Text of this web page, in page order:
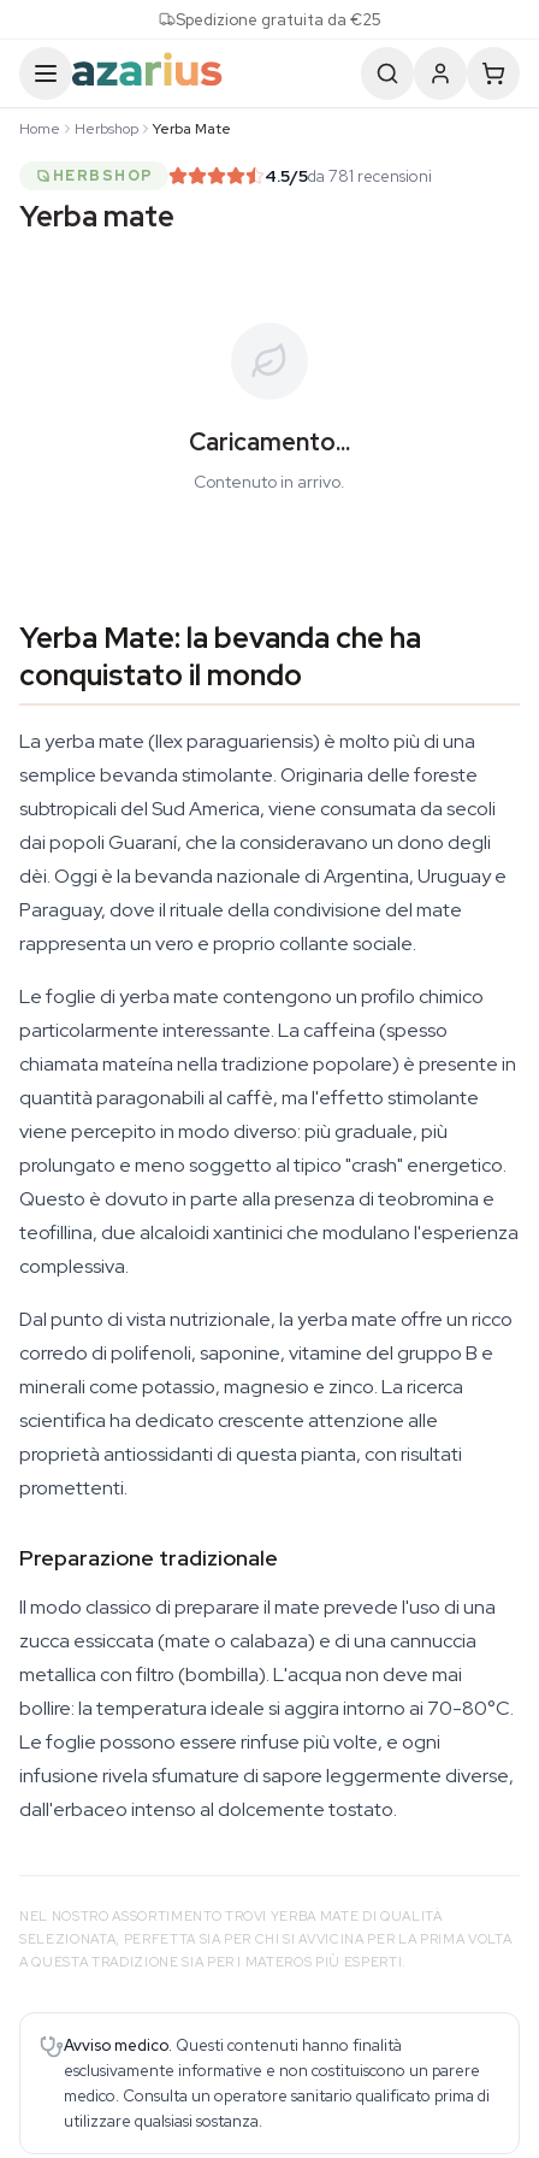
Spedizione gratuita da €25
Home Herbshop Yerba Mate
HERBSHOP 4.5/5da 781 recensioni
Yerba mate
Caricamento...
Contenuto in arrivo.
Yerba Mate: la bevanda che ha
conquistato il mondo
La yerba mate (Ilex paraguariensis) è molto più di una
semplice bevanda stimolante. Originaria delle foreste
subtropicali del Sud America, viene consumata da secoli
dai popoli Guaraní, che la consideravano un dono degli
dèi. Oggi è la bevanda nazionale di Argentina, Uruguay e
Paraguay, dove il rituale della condivisione del mate
rappresenta un vero e proprio collante sociale.
Le foglie di yerba mate contengono un profilo chimico
particolarmente interessante. La caffeina (spesso
chiamatamateínanella tradizione popolare) è presente in
quantità paragonabili al caffè, ma l'effetto stimolante
viene percepito in modo diverso: più graduale, più
prolungato e meno soggetto al tipico "crash" energetico.
Questo è dovuto in parte alla presenza di teobromina e
teofillina, due alcaloidi xantinici che modulano l'esperienza
complessiva.
Dal punto di vista nutrizionale, la yerba mate offre un ricco
corredo di polifenoli, saponine, vitamine del gruppo B e
minerali come potassio, magnesio e zinco. La ricerca
scientifica ha dedicato crescente attenzione alle
proprietà antiossidanti di questa pianta, con risultati
promettenti.
Preparazione tradizionale
Il modo classico di preparare il mate prevede l'uso di una
zucca essiccata (mate o calabaza) e di una cannuccia
metallica con filtro (bombilla). L'acqua non deve mai
bollire: la temperatura ideale si aggira intorno ai 70-80°C.
Le foglie possono essere rinfuse più volte, e ogni
infusione rivela sfumature di sapore leggermente diverse,
dall'erbaceo intenso al dolcemente tostato.
NEL NOSTRO ASSORTIMENTO TROVI YERBA MATE DI QUALITÀ
SELEZIONATA, PERFETTA SIA PER CHI SI AVVICINA PER LA PRIMA VOLTA
A QUESTA TRADIZIONE SIA PER I MATEROS PIÙ ESPERTI.
Avviso medico. Questi contenuti hanno finalità
esclusivamente informative e non costituiscono un parere
medico. Consulta un operatore sanitario qualificato prima di
utilizzare qualsiasi sostanza.